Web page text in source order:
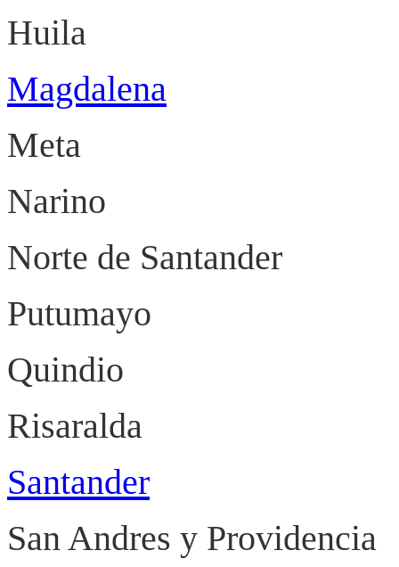
Huila
Magdalena
Meta
Narino
Norte de
Putumayo
Quindio
Risaralda
Santander
San Andres y